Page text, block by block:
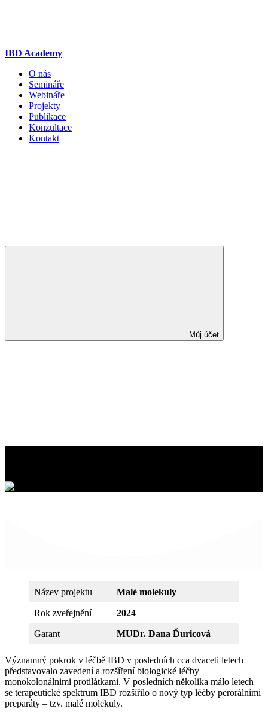
IBD Academy
O nás
Semináře
Webináře
Projekty
Publikace
Konzultace
Kontakt
Můj účet
Název projektu Malé molekuly
Rok zveřejnění 2024
Garant MUDr. Dana Ďuricová
Významný pokrok v léčbě IBD v posledních cca dvaceti letech
představovalo zavedení a rozšíření biologické léčby
monokolonálnimi protilátkami. V posledních několika málo letech
se terapeutické spektrum IBD rozšířilo o nový typ léčby perorálními
preparáty – tzv. malé molekuly.